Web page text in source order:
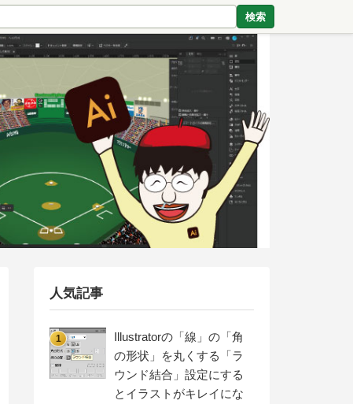
検索
人気記事
1
Illustratorの「線」の「角
の形状」を丸くする「ラ
ウンド結合」設定にする
とイラストがキレイにな